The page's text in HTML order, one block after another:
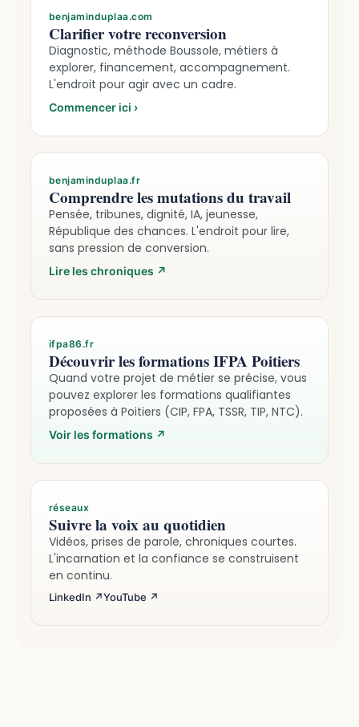
benjaminduplaa.com
Clarifier votre reconversion
Diagnostic, méthode Boussole, métiers à
explorer, financement, accompagnement.
L'endroit pour agir avec un cadre.
Commencer ici ›
benjaminduplaa.fr
Comprendre les mutations du travail
Pensée, tribunes, dignité, IA, jeunesse,
République des chances. L'endroit pour lire,
sans pression de conversion.
Lire les chroniques ↗
ifpa86.fr
Découvrir les formations IFPA Poitiers
Quand votre projet de métier se précise, vous
pouvez explorer les formations qualifiantes
proposées à Poitiers (CIP, FPA, TSSR, TIP, NTC).
Voir les formations ↗
réseaux
Suivre la voix au quotidien
Vidéos, prises de parole, chroniques courtes.
L'incarnation et la confiance se construisent
en continu.
LinkedIn ↗YouTube ↗